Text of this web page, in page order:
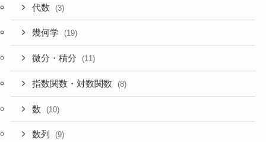
代数 (3)
幾何学 (19)
微分・積分 (11)
指数関数・対数関数 (8)
数 (10)
数列 (9)